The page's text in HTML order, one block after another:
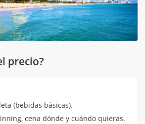
precio?
(bebidas básicas).
cena dónde y cuándo quieras.